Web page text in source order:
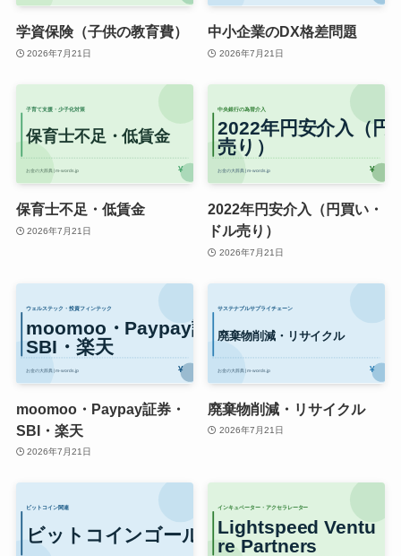
学資保険（子供の教育費）
2026年7月21日
中小企業のDX格差問題
2026年7月21日
保育士不足・低賃金
2026年7月21日
2022年円安介入（円買い・
ドル売り）
2026年7月21日
moomoo・Paypay証券・
SBI・楽天
2026年7月21日
廃棄物削減・リサイクル
2026年7月21日